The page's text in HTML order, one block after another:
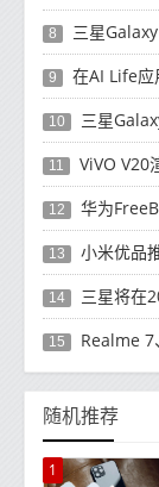
8 三星
9 在AI Life
10 三星
11 ViVO V20
12 华为
13 小米优品
14 三星将在
15 Realme 7、
随机推荐
1